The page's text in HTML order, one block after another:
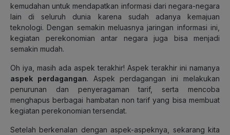
kemudahan untuk mendapatkan informasi dari negara-negara
lain di seluruh dunia karena sudah adanya kemajuan
teknologi. Dengan semakin meluasnya jaringan informasi ini,
kegiatan perekonomian antar negara juga bisa menjadi
semakin mudah.
Oh iya, masih ada aspek terakhir! Aspek terakhir ini namanya
aspek perdagangan. Aspek perdagangan ini melakukan
penurunan dan penyeragaman tarif, serta mencoba
menghapus berbagai hambatan non tarif yang bisa membuat
kegiatan perekonomian tersendat.
Setelah berkenalan dengan aspek-aspeknya, sekarang kita